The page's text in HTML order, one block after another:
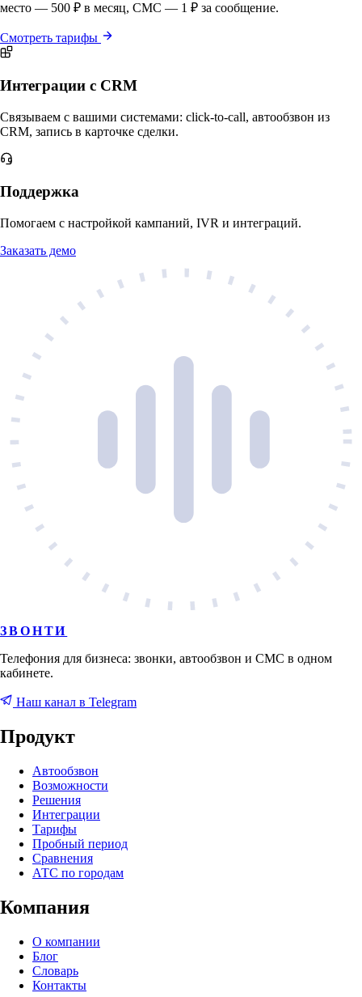
место — 500 ₽ в месяц, СМС — 1 ₽ за сообщение.
Смотреть тарифы
Интеграции с CRM
Связываем с вашими системами: click-to-call, автообзвон из
CRM, запись в карточке сделки.
Поддержка
Помогаем с настройкой кампаний, IVR и интеграций.
Заказать демо
ЗВОНТИ
Телефония для бизнеса: звонки, автообзвон и СМС в одном
кабинете.
Наш канал в Telegram
Продукт
Автообзвон
Возможности
Решения
Интеграции
Тарифы
Пробный период
Сравнения
АТС по городам
Компания
О компании
Блог
Словарь
Контакты